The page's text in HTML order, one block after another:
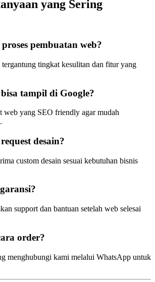
yang Sering
pembuatan web?
tingkat kesulitan dan fitur yang
tampil di Google?
web yang SEO friendly agar mudah
desain?
custom desain sesuai kebutuhan bisnis
support dan bantuan setelah web selesai
order?
menghubungi kami melalui WhatsApp untuk